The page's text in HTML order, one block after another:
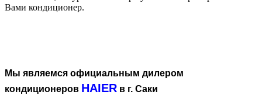
Вами кондиционер.
Мы являемся официальным дилером
кондиционеров HAIER в г. Саки